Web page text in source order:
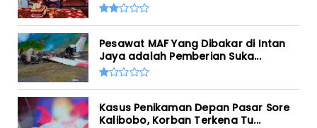
Pesawat MAF Yang Dibakar di Intan
Jaya adalah Pemberian Suka...
Kasus Penikaman Depan Pasar Sore
Kalibobo, Korban Terkena Tu...